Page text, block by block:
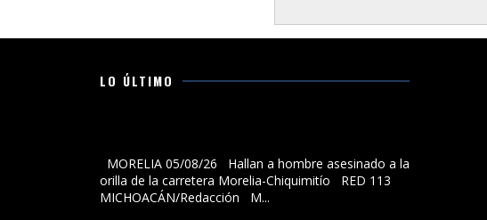
LO ÚLTIMO
MORELIA 05/08/26 Hallan a hombre asesinado a la
orilla de la carretera Morelia-Chiquimitío RED 113
MICHOACÁN/Redacción M...